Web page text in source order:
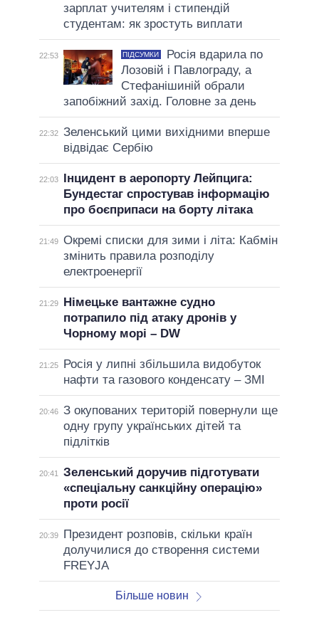
зарплат учителям і стипендій
студентам: як зростуть виплати
22:53 ПІДСУМКИ
Росія вдарила по
Лозовій і Павлограду, а
Стефанішиній обрали
запобіжний захід. Головне за день
22:32 Зеленський цими вихідними вперше
відвідає Сербію
22:03
Інцидент в аеропорту Лейпцига:
Бундестаг спростував інформацію
про боєприпаси на борту літака
21:49 Окремі списки для зими і літа: Кабмін
змінить правила розподілу
електроенергії
21:29
Німецьке вантажне судно
потрапило під атаку дронів у
Чорному морі – DW
21:25
Росія у липні збільшила видобуток
нафти та газового конденсату – ЗМІ
20:46 З окупованих територій повернули ще
одну групу українських дітей та
підлітків
20:41
Зеленський доручив підготувати
«спеціальну санкційну операцію»
проти росії
20:39
Президент розповів, скільки країн
долучилися до створення системи
FREYJA
Більше новин